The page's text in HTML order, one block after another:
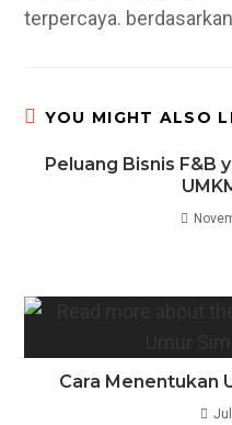
terpercaya.
YOU MIGHT ALSO
Peluang Bisnis F&B
Cara Menentukan